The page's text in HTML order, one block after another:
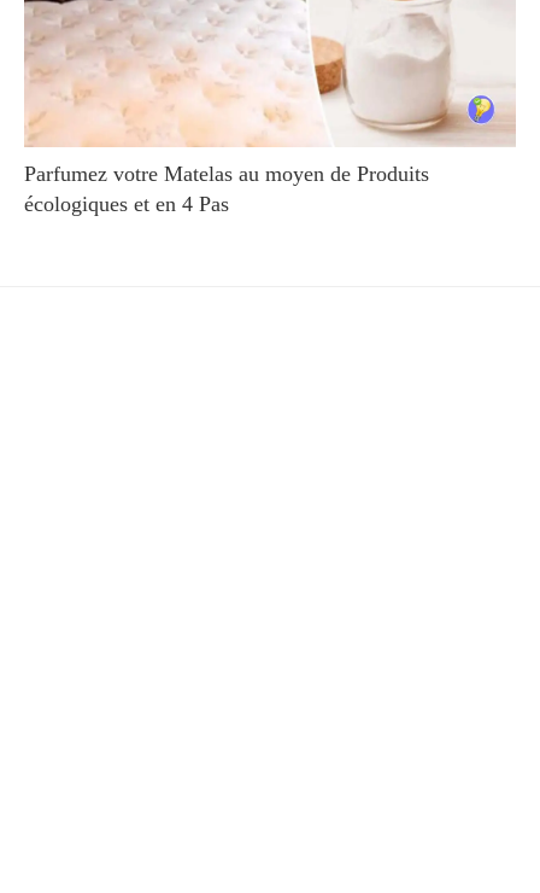
Parfumez votre Matelas au moyen de Produits
écologiques et en 4 Pas